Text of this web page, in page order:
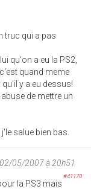
truc qui a pas
qu'on a eu la PS2,
quand meme
y a eu dessus!
de mettre un
salue bien bas.
05/2007 à 20h51
#41170
la PS3 mais